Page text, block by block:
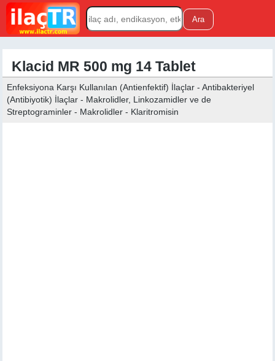
Klacid MR 500 mg 14 Tablet
Enfeksiyona Karşı Kullanılan (Antienfektif) İlaçlar - Antibakteriyel
(Antibiyotik) İlaçlar - Makrolidler, Linkozamidler ve de
Streptograminler - Makrolidler - Klaritromisin